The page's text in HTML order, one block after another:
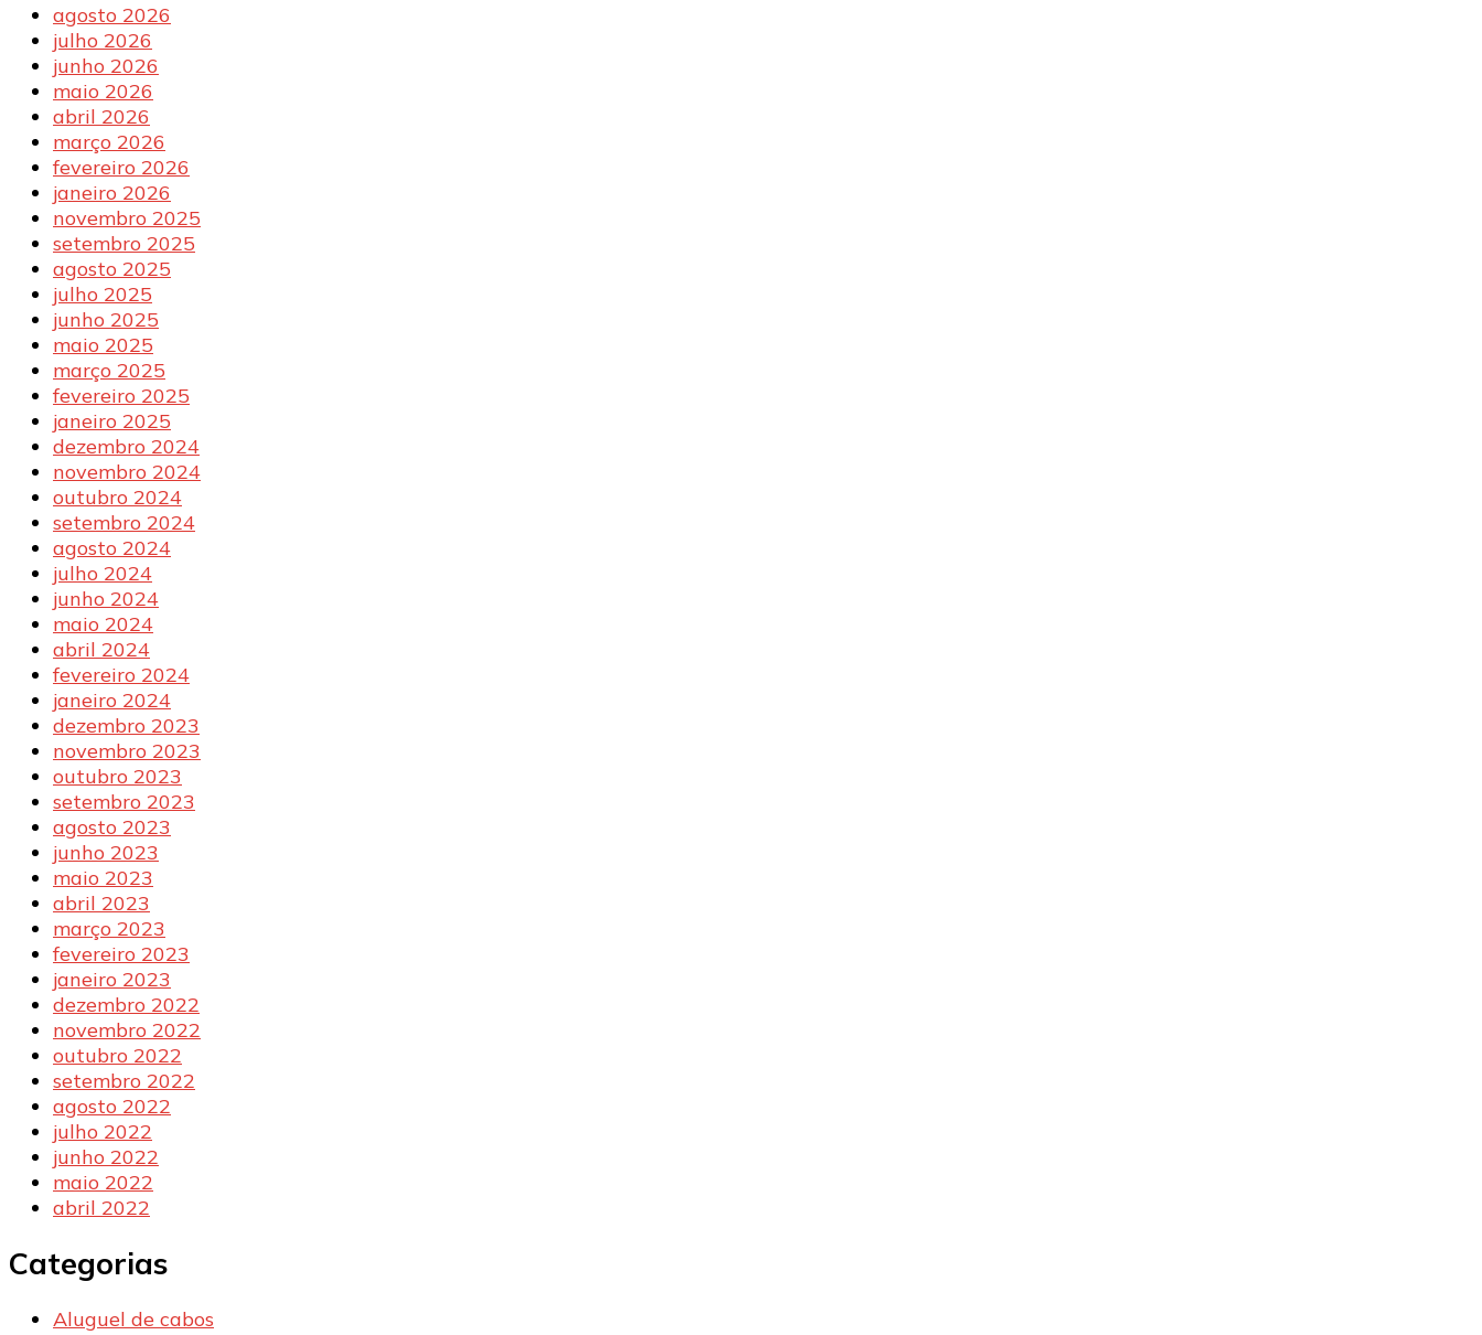
agosto 2026
julho 2026
junho 2026
maio 2026
abril 2026
março 2026
fevereiro 2026
janeiro 2026
novembro 2025
setembro 2025
agosto 2025
julho 2025
junho 2025
maio 2025
março 2025
fevereiro 2025
janeiro 2025
dezembro 2024
novembro 2024
outubro 2024
setembro 2024
agosto 2024
julho 2024
junho 2024
maio 2024
abril 2024
fevereiro 2024
janeiro 2024
dezembro 2023
novembro 2023
outubro 2023
setembro 2023
agosto 2023
junho 2023
maio 2023
abril 2023
março 2023
fevereiro 2023
janeiro 2023
dezembro 2022
novembro 2022
outubro 2022
setembro 2022
agosto 2022
julho 2022
junho 2022
maio 2022
abril 2022
Categorias
Aluguel de cabos